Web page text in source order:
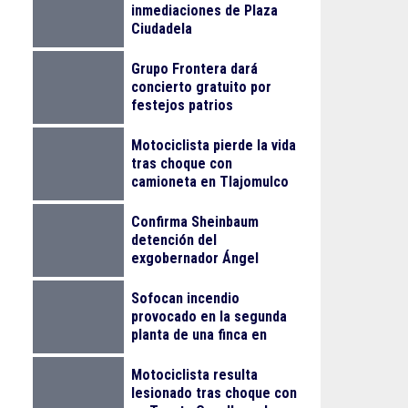
inmediaciones de Plaza
Ciudadela
Grupo Frontera dará
concierto gratuito por
festejos patrios
Motociclista pierde la vida
tras choque con
camioneta en Tlajomulco
Confirma Sheinbaum
detención del
exgobernador Ángel
Ayotzinapa
Sofocan incendio
provocado en la segunda
planta de una finca en
Motociclista resulta
lesionado tras choque con